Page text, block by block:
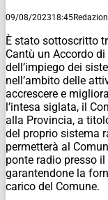
09/08/202318:45
È stato sottoscritto
Cantù un Accordo
dell’impiego dei
nell’ambito delle
accrescere e
l’intesa siglata, il
alla Provincia, a
del proprio sistema
permetterà al
ponte radio presso
garantendone la
carico del Comune.